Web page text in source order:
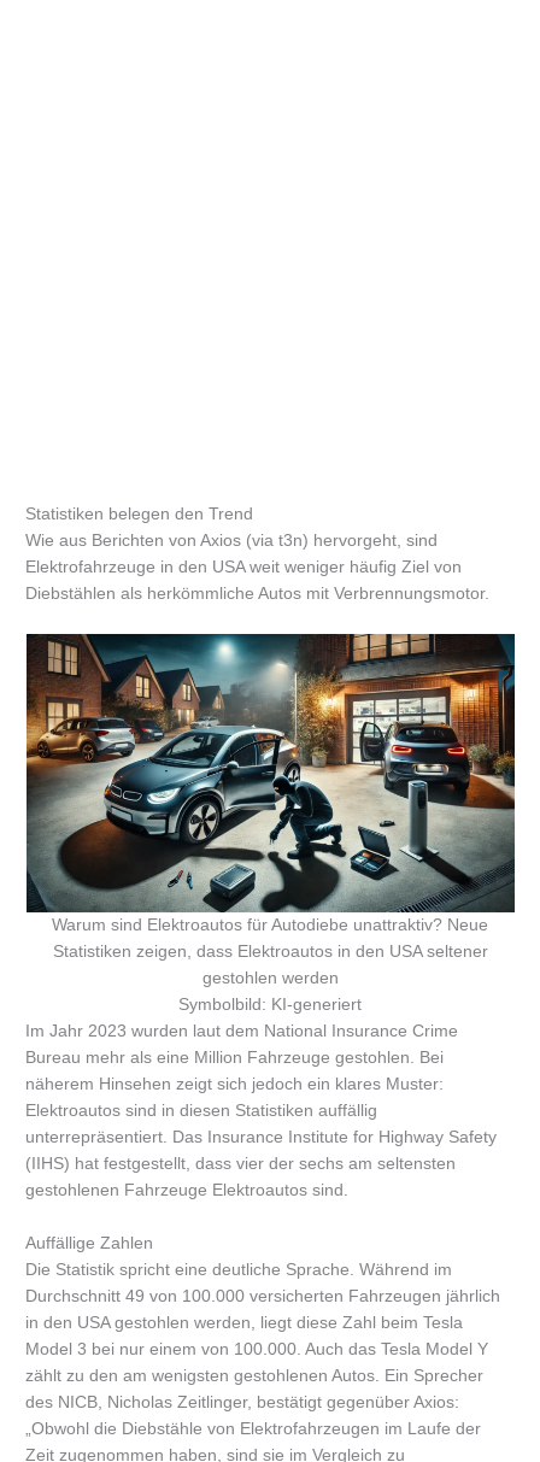
Statistiken belegen den Trend
Wie aus Berichten von Axios (via t3n) hervorgeht, sind
Elektrofahrzeuge in den USA weit weniger häufig Ziel von
Diebstählen als herkömmliche Autos mit Verbrennungsmotor.
Warum sind Elektroautos für Autodiebe unattraktiv? Neue
Statistiken zeigen, dass Elektroautos in den USA seltener
gestohlen werden
Symbolbild: KI-generiert
Im Jahr 2023 wurden laut dem National Insurance Crime
Bureau mehr als eine Million Fahrzeuge gestohlen. Bei
näherem Hinsehen zeigt sich jedoch ein klares Muster:
Elektroautos sind in diesen Statistiken auffällig
unterrepräsentiert. Das Insurance Institute for Highway Safety
(IIHS) hat festgestellt, dass vier der sechs am seltensten
gestohlenen Fahrzeuge Elektroautos sind.
Auffällige Zahlen
Die Statistik spricht eine deutliche Sprache. Während im
Durchschnitt 49 von 100.000 versicherten Fahrzeugen jährlich
in den USA gestohlen werden, liegt diese Zahl beim Tesla
Model 3 bei nur einem von 100.000. Auch das Tesla Model Y
zählt zu den am wenigsten gestohlenen Autos. Ein Sprecher
des NICB, Nicholas Zeitlinger, bestätigt gegenüber Axios:
„Obwohl die Diebstähle von Elektrofahrzeugen im Laufe der
Zeit zugenommen haben, sind sie im Vergleich zu